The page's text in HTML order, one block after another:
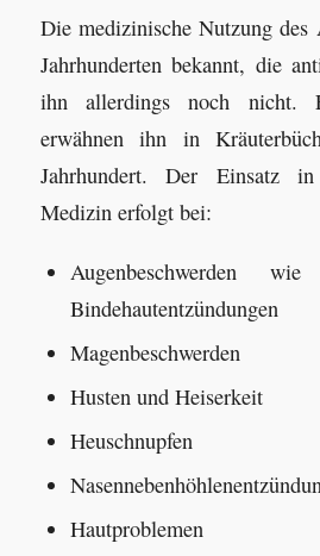
Die medizinische Nutzung des
Jahrhunderten bekannt, die
ihn allerdings noch nicht.
erwähnen ihn in
Jahrhundert. Der Einsatz
Medizin erfolgt bei:
Augenbeschwerden
Bindehautentzündungen
Magenbeschwerden
Husten und Heiserkeit
Heuschnupfen
Hautproblemen